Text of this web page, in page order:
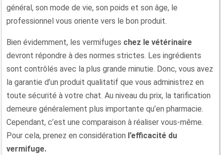
général, son mode de vie, son poids et son âge, le
professionnel vous oriente vers le bon produit.
Bien évidemment, les vermifuges chez le vétérinaire
devront répondre à des normes strictes. Les ingrédients
sont contrôlés avec la plus grande minutie. Donc, vous avez
la garantie d’un produit qualitatif que vous administrez en
toute sécurité à votre chat. Au niveau du prix, la tarification
demeure généralement plus importante qu’en pharmacie.
Cependant, c’est une comparaison à réaliser vous-même.
Pour cela, prenez en considération l’efficacité du
vermifuge.